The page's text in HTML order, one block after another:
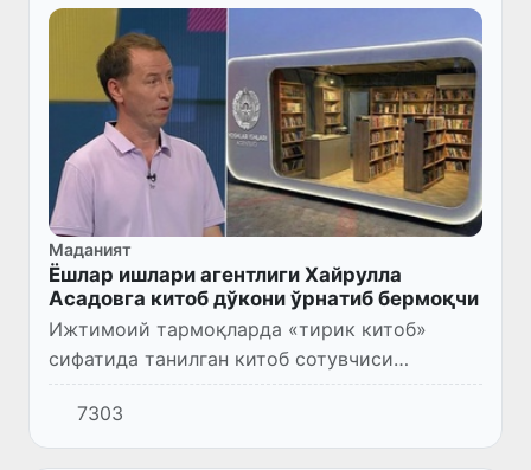
Маданият
Ёшлар ишлари агентлиги Хайрулла
Асадовга китоб дўкони ўрнатиб бермоқчи
Ижтимоий тармоқларда «тирик китоб»
сифатида танилган китоб сотувчиси
Хайрулла Асадовнинг 20 минг сўмга харид
чеки бермагани ва 20 минг сўм пулни онлайн
назорат касса машинаси хотир...
7303